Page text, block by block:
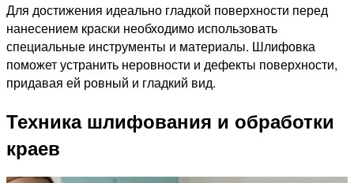
Для достижения идеально гладкой поверхности перед
нанесением краски необходимо использовать
специальные инструменты и материалы. Шлифовка
поможет устранить неровности и дефекты поверхности,
придавая ей ровный и гладкий вид.
Техника шлифования и обработки
краев